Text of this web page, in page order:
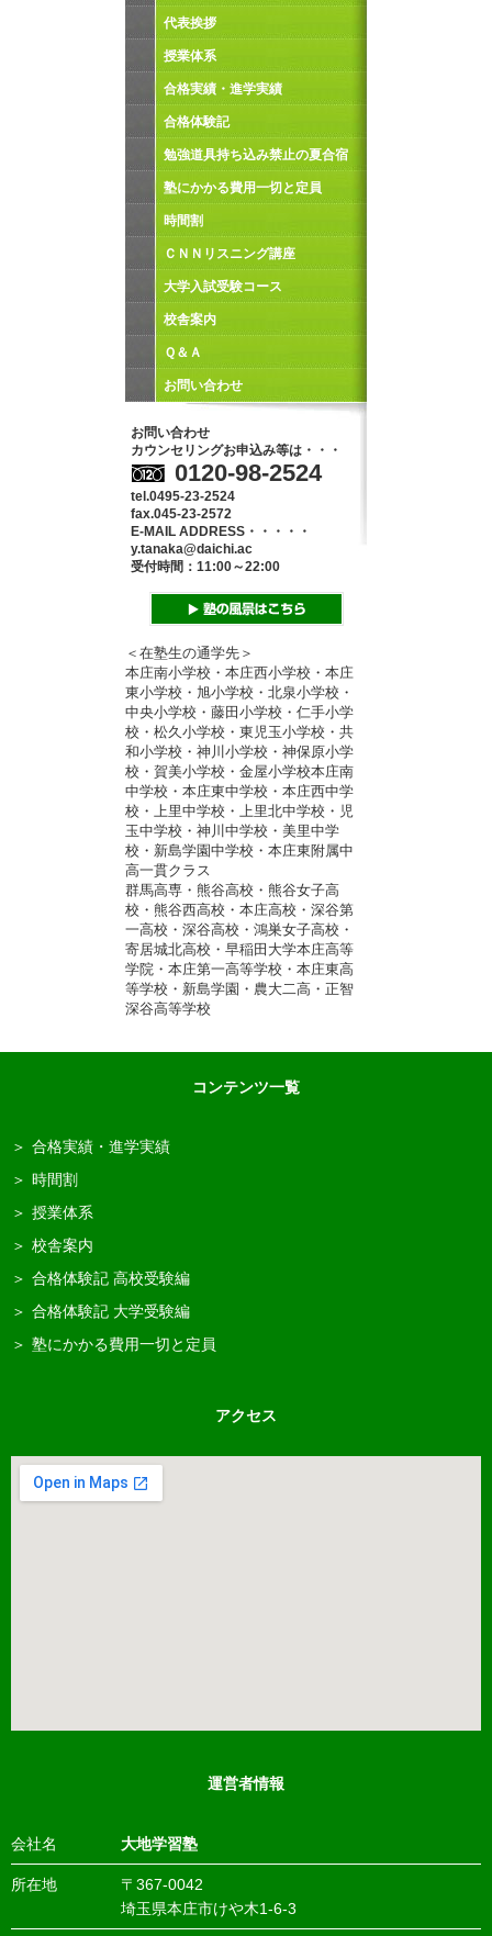
代表挨拶
授業体系
合格実績・進学実績
合格体験記
勉強道具持ち込み禁止の夏合宿
塾にかかる費用一切と定員
時間割
ＣＮＮリスニング講座
大学入試受験コース
校舎案内
Ｑ＆Ａ
お問い合わせ
お問い合わせ
カウンセリングお申込み等は・・・
0120-98-2524
tel.0495-23-2524
fax.045-23-2572
E-MAIL ADDRESS・・・・・
y.tanaka@daichi.ac
受付時間：11:00～22:00
＜在塾生の通学先＞
本庄南小学校・本庄西小学校・本庄
東小学校・旭小学校・北泉小学校・
中央小学校・藤田小学校・仁手小学
校・松久小学校・東児玉小学校・共
和小学校・神川小学校・神保原小学
校・賀美小学校・金屋小学校本庄南
中学校・本庄東中学校・本庄西中学
校・上里中学校・上里北中学校・児
玉中学校・神川中学校・美里中学
校・新島学園中学校・本庄東附属中
高一貫クラス
群馬高専・熊谷高校・熊谷女子高
校・熊谷西高校・本庄高校・深谷第
一高校・深谷高校・鴻巣女子高校・
寄居城北高校・早稲田大学本庄高等
学院・本庄第一高等学校・本庄東高
等学校・新島学園・農大二高・正智
深谷高等学校
コンテンツ一覧
合格実績・進学実績
時間割
授業体系
校舎案内
合格体験記 高校受験編
合格体験記 大学受験編
塾にかかる費用一切と定員
アクセス
運営者情報
会社名 大地学習塾
所在地
〒367-0042
埼玉県本庄市けや木1-6-3